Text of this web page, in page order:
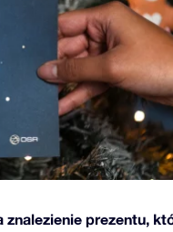
prezentu,